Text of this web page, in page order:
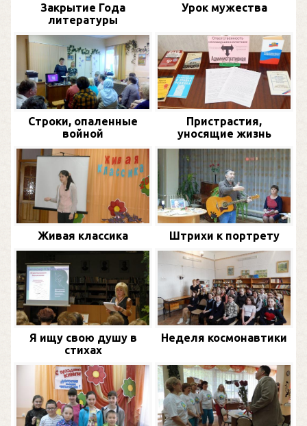
Закрытие Года
литературы
Урок мужества
Строки, опаленные
войной
Пристрастия,
уносящие жизнь
Живая классика Штрихи к портрету
Я ищу свою душу в
стихах
Неделя космонавтики